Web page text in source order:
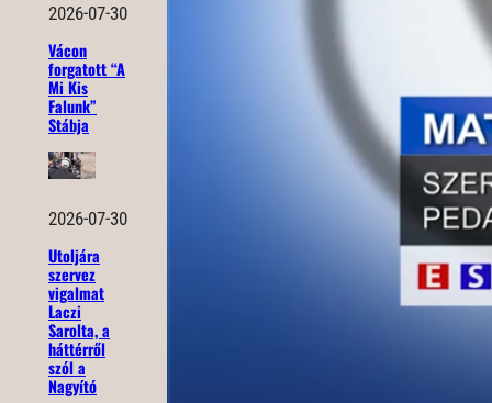
2026-07-30
Vácon
forgatott “A
Mi Kis
Falunk”
Stábja
2026-07-30
Utoljára
szervez
vigalmat
Laczi
Sarolta, a
háttérről
szól a
Nagyító